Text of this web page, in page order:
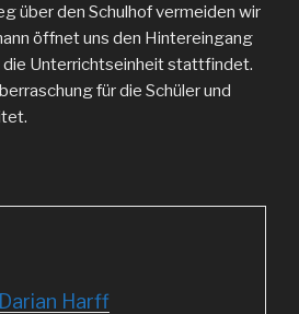
über den Schulhof vermeiden wir
öffnet uns den Hintereingang
die Unterrichtseinheit stattfindet.
für die Schüler und
Darian Harff